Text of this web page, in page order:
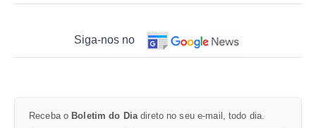
Siga-nos no
Receba o Boletim do Diadireto no seu e-mail, todo dia.